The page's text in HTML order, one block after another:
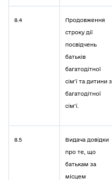
8.4
Продовження
строку дії
посвідчень
батьків
багатодітної
сім’ї та дитини з
багатодітної
сім’ї.
8.5
Видача довідки
про те, що
батькам за
місцем